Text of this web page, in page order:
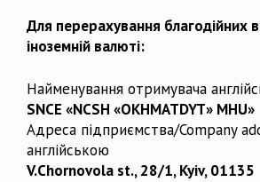
Для перерахування благодійних
іноземній валюті:
Найменування отримувача
SNCE «NCSH «OKHMATDYT» MHU»
Адреса підприємства/Company
англійською
V.Chornovola st., 28/1, Kyiv, 01135